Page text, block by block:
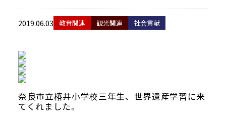
当館について
当館について
活動実績
2019.06.03 教育関連 観光関連 社会貢献
奈良市立椿井小学校三年生、世界遺産学習に来
てくれました。